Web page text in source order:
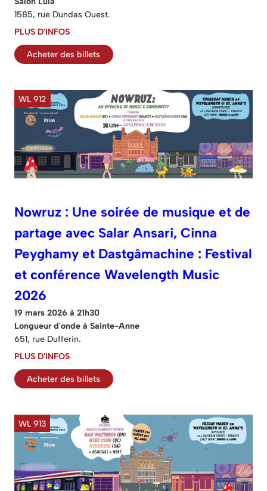
1585, rue Dundas Ouest.
PLUS D'INFOS
Acheter des billets
WL 912
Nowruz : Une soirée de musique et de
partage avec Salar Ansari, Cinna
Peyghamy et Dastgâmachine : Festival
et conférence Wavelength Music
2026
19 mars 2026 à 21h30
Longueur d'onde à Sainte-Anne
651, rue Dufferin.
PLUS D'INFOS
Acheter des billets
WL 913